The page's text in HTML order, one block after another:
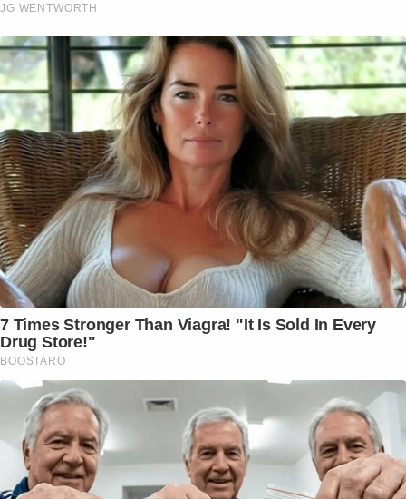
JG WENTWORTH
7 Times Stronger Than Viagra! "It Is Sold In Every
Drug Store!"
BOOSTARO